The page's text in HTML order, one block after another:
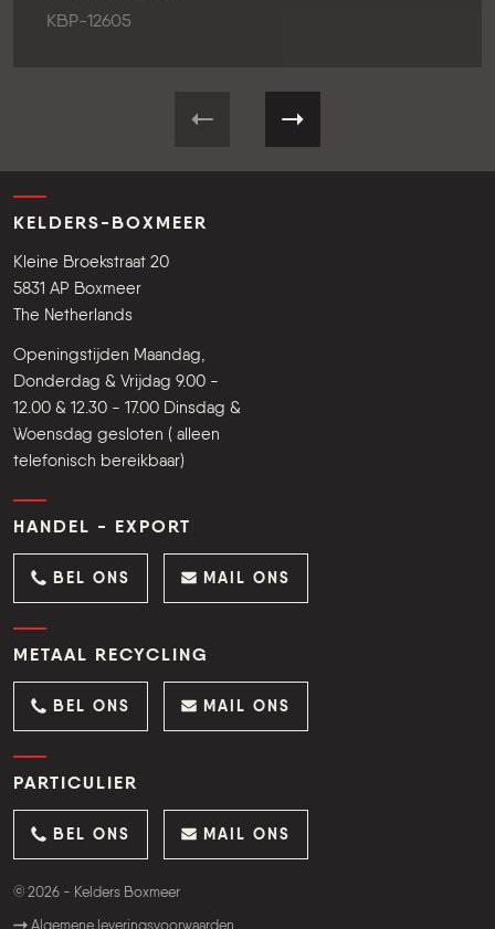
KBP-12605
KELDERS-BOXMEER
Kleine Broekstraat 20
5831 AP Boxmeer
The Netherlands
Openingstijden Maandag,
Donderdag & Vrijdag 9.00 -
12.00 & 12.30 - 17.00 Dinsdag &
Woensdag gesloten ( alleen
telefonisch bereikbaar)
HANDEL - EXPORT
BEL ONS MAIL ONS
METAAL RECYCLING
BEL ONS MAIL ONS
PARTICULIER
BEL ONS MAIL ONS
© 2026 - Kelders Boxmeer